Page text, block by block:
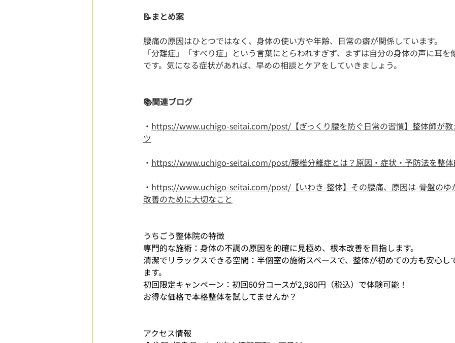
📝まとめ案
腰痛の原因はひとつではなく、身体の使い方や年齢、日常の癖が関係しています。
「分離症」「すべり症」という言葉にとらわれすぎず、まずは自分の身体の声に耳
です。気になる症状があれば、早めの相談とケアをしていきましょう。
📚関連ブログ
・ https://www.uchigo-seitai.com/post/【ぎっくり腰を防ぐ日常の習慣】整体師が教
ツ
・ https://www.uchigo-seitai.com/post/腰椎分離症とは？原因・症状・予防法を整
・ https://www.uchigo-seitai.com/post/【いわき-整体】その腰痛、原因は-骨盤のゆ
改善のために大切なこと
うちごう整体院の特徴
専門的な施術：身体の不調の原因を的確に見極め、根本改善を目指します。
清潔でリラックスできる空間：半個室の施術スペースで、整体が初めての方も安心し
ます。
初回限定キャンペーン：初回60分コースが2,980円（税込）で体験可能！
お得な価格で本格整体を試してませんか？
アクセス情報